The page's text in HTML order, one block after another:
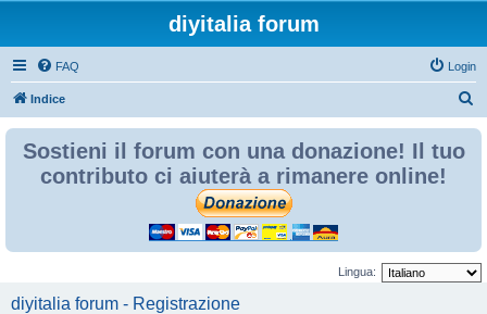
diyitalia forum
FAQ Login
Indice
Sostieni il forum con una donazione! Il tuo
contributo ci aiuterà a rimanere online!
Lingua:
diyitalia forum - Registrazione